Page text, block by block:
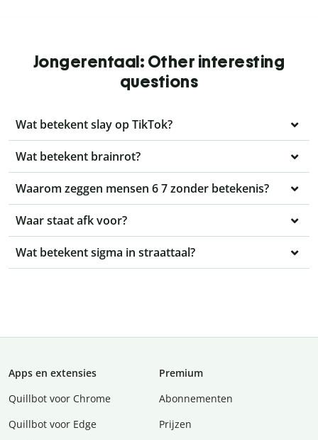
Jongerentaal: Other interesting
questions
Wat betekent slay op TikTok?
Wat betekent brainrot?
Waarom zeggen mensen 6 7 zonder betekenis?
Waar staat afk voor?
Wat betekent sigma in straattaal?
Apps en extensies
Quillbot voor Chrome
Quillbot voor Edge
Premium
Abonnementen
Prijzen